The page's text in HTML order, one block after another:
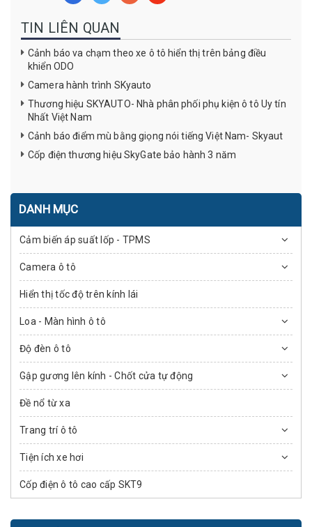
TIN LIÊN QUAN
Cảnh báo va chạm theo xe ô tô hiển thị trên bảng điều
khiển ODO
Camera hành trình SKyauto
Thương hiệu SKYAUTO- Nhà phân phối phụ kiện ô tô Uy tín
Nhất Việt Nam
Cảnh báo điểm mù bằng giọng nói tiếng Việt Nam- Skyaut
Cốp điện thương hiệu SkyGate bảo hành 3 năm
DANH MỤC
Cảm biến áp suất lốp - TPMS
Camera ô tô
Hiển thị tốc độ trên kính lái
Loa - Màn hình ô tô
Độ đèn ô tô
Gập gương lên kính - Chốt cửa tự động
Đề nổ từ xa
Trang trí ô tô
Tiện ích xe hơi
Cốp điện ô tô cao cấp SKT9